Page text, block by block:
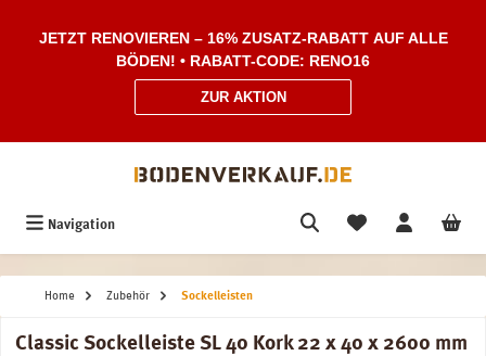
JETZT RENOVIEREN – 16% ZUSATZ-RABATT AUF ALLE
BÖDEN! • RABATT-CODE: RENO16
ZUR AKTION
Navigation
Home Zubehör Sockelleisten
Classic Sockelleiste SL 40 Kork 22 x 40 x 2600 mm